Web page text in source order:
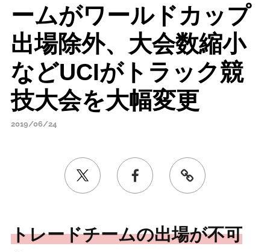
ームがワールドカップ
出場除外、大会数縮小
などUCIがトラック競
技大会を大幅変更
2019/06/24
トレードチームの出場が不可